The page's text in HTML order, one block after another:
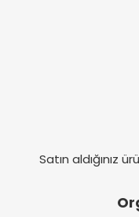
Satın aldığınız